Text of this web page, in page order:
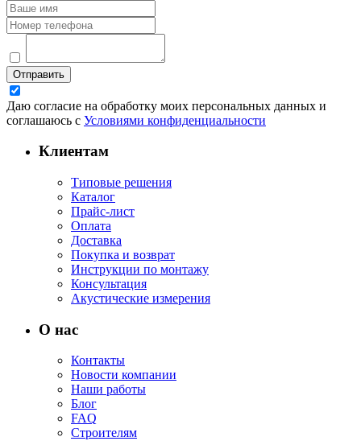
Отправить
Даю согласие на обработку моих персональных данных и
соглашаюсь с Условиями конфиденциальности
Клиентам
Типовые решения
Каталог
Прайс-лист
Оплата
Доставка
Покупка и возврат
Инструкции по монтажу
Консультация
Акустические измерения
О нас
Контакты
Новости компании
Наши работы
Блог
FAQ
Строителям